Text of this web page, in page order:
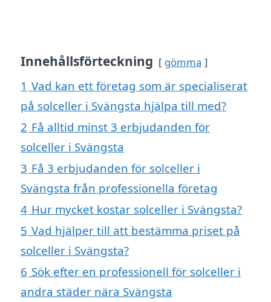
Innehållsförteckning gömma
1 Vad kan ett företag som är specialiserat
på solceller i Svängsta hjälpa till med?
2 Få alltid minst 3 erbjudanden för
solceller i Svängsta
3 Få 3 erbjudanden för solceller i
Svängsta från professionella företag
4 Hur mycket kostar solceller i Svängsta?
5 Vad hjälper till att bestämma priset på
solceller i Svängsta?
6 Sök efter en professionell för solceller i
andra städer nära Svängsta